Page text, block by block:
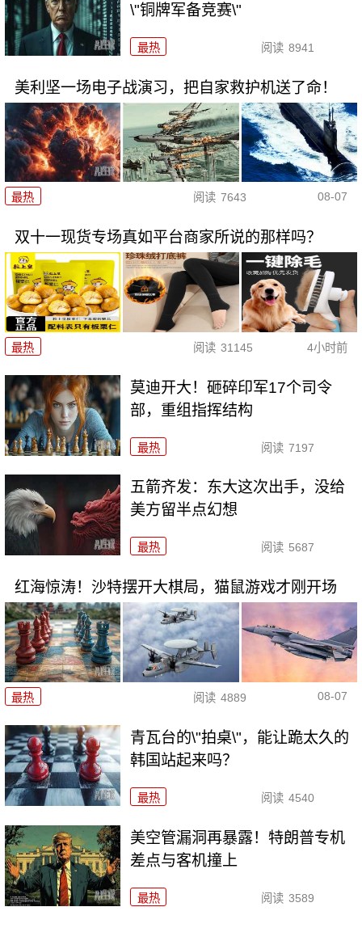
\"铜牌军备竞赛\"
最热 阅读 8941
美利坚一场电子战演习，把自家救护机送了命！
最热 阅读 7643 08-07
双十一现货专场真如平台商家所说的那样吗？
最热 阅读 31145 4小时前
莫迪开大！砸碎印军17个司令
部，重组指挥结构
最热 阅读 7197
五箭齐发：东大这次出手，没给
美方留半点幻想
最热 阅读 5687
红海惊涛！沙特摆开大棋局，猫鼠游戏才刚开场
最热 阅读 4889 08-07
青瓦台的\"拍桌\"，能让跪太久的
韩国站起来吗？
最热 阅读 4540
美空管漏洞再暴露！特朗普专机
差点与客机撞上
最热 阅读 3589